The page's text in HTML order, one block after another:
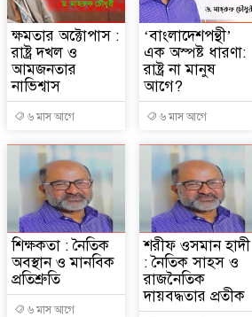
ক্ষমতার অক্টোপাস :
রাষ্ট্র দখল ও
আমজনতার
নাভিশ্বাস
৬ মাস আগে
‘বাংলাদেশপন্থী’
এক অস্পষ্ট ধারণা:
রাষ্ট্র না মানুষ
আগে?
৬ মাস আগে
শিক্ষকতা : নৈতিক
অবস্থান ও মানবিক
প্রতিশ্রুতি
৬ মাস আগে
শরীফ ওসমান হাদী
: নৈতিক সাহস ও
রাজনৈতিক
দায়বদ্ধতার প্রতীক